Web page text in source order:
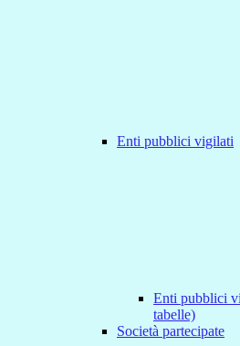
Enti pubblici vigilati
Enti pubblici
tabelle)
Società partecipate